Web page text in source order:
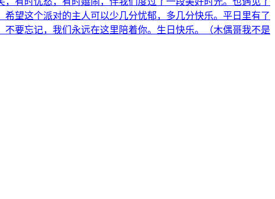
望这个派对的主人可以少几分忧郁，多几分快乐。平日里有了
要忘记，我们永远在这里陪着你。生日快乐。（木偶哥我不是